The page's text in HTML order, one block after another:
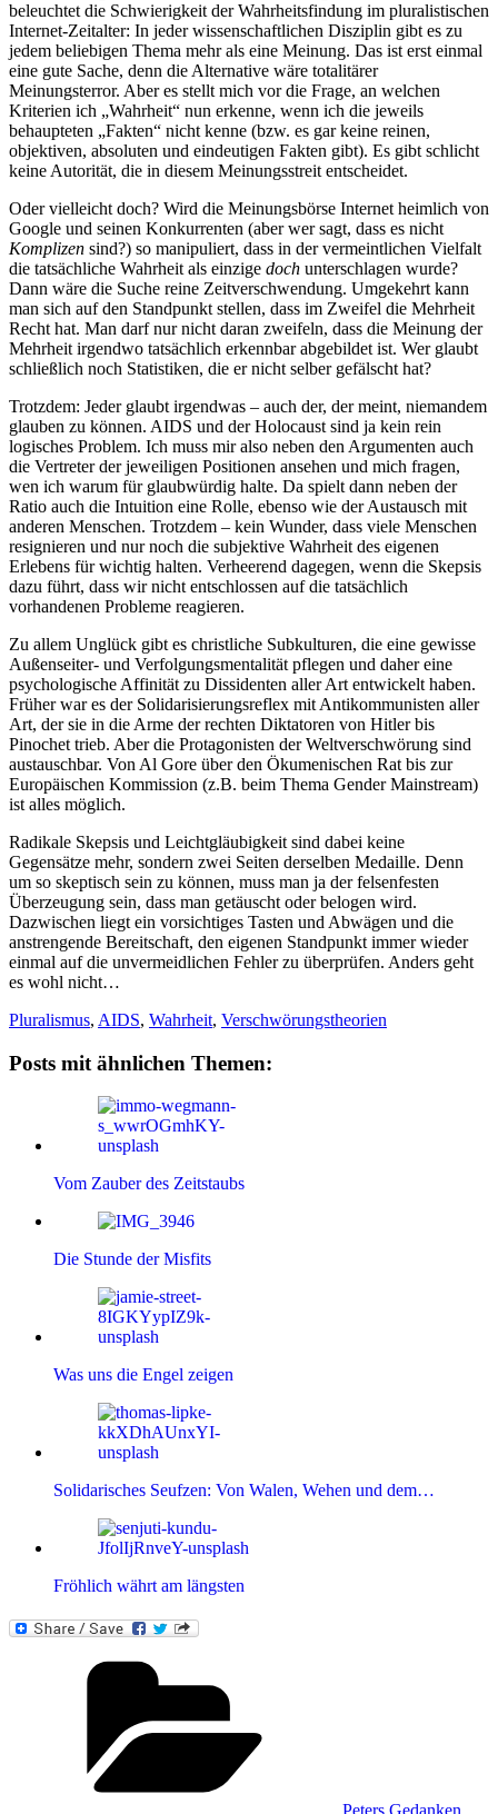
beleuchtet die Schwierigkeit der Wahrheitsfindung im pluralistischen
Internet-Zeitalter: In jeder wissenschaftlichen Disziplin gibt es zu
jedem beliebigen Thema mehr als eine Meinung. Das ist erst einmal
eine gute Sache, denn die Alternative wäre totalitärer
Meinungsterror. Aber es stellt mich vor die Frage, an welchen
Kriterien ich „Wahrheit“ nun erkenne, wenn ich die jeweils
behaupteten „Fakten“ nicht kenne (bzw. es gar keine reinen,
objektiven, absoluten und eindeutigen Fakten gibt). Es gibt schlicht
keine Autorität, die in diesem Meinungsstreit entscheidet.
Oder vielleicht doch? Wird die Meinungsbörse Internet heimlich von
Google und seinen Konkurrenten (aber wer sagt, dass es nicht
Komplizen sind?) so manipuliert, dass in der vermeintlichen Vielfalt
die tatsächliche Wahrheit als einzige doch unterschlagen wurde?
Dann wäre die Suche reine Zeitverschwendung. Umgekehrt kann
man sich auf den Standpunkt stellen, dass im Zweifel die Mehrheit
Recht hat. Man darf nur nicht daran zweifeln, dass die Meinung der
Mehrheit irgendwo tatsächlich erkennbar abgebildet ist. Wer glaubt
schließlich noch Statistiken, die er nicht selber gefälscht hat?
Trotzdem: Jeder glaubt irgendwas – auch der, der meint, niemandem
glauben zu können. AIDS und der Holocaust sind ja kein rein
logisches Problem. Ich muss mir also neben den Argumenten auch
die Vertreter der jeweiligen Positionen ansehen und mich fragen,
wen ich warum für glaubwürdig halte. Da spielt dann neben der
Ratio auch die Intuition eine Rolle, ebenso wie der Austausch mit
anderen Menschen. Trotzdem – kein Wunder, dass viele Menschen
resignieren und nur noch die subjektive Wahrheit des eigenen
Erlebens für wichtig halten. Verheerend dagegen, wenn die Skepsis
dazu führt, dass wir nicht entschlossen auf die tatsächlich
vorhandenen Probleme reagieren.
Zu allem Unglück gibt es christliche Subkulturen, die eine gewisse
Außenseiter- und Verfolgungsmentalität pflegen und daher eine
psychologische Affinität zu Dissidenten aller Art entwickelt haben.
Früher war es der Solidarisierungsreflex mit Antikommunisten aller
Art, der sie in die Arme der rechten Diktatoren von Hitler bis
Pinochet trieb. Aber die Protagonisten der Weltverschwörung sind
austauschbar. Von Al Gore über den Ökumenischen Rat bis zur
Europäischen Kommission (z.B. beim Thema Gender Mainstream)
ist alles möglich.
Radikale Skepsis und Leichtgläubigkeit sind dabei keine
Gegensätze mehr, sondern zwei Seiten derselben Medaille. Denn
um so skeptisch sein zu können, muss man ja der felsenfesten
Überzeugung sein, dass man getäuscht oder belogen wird.
Dazwischen liegt ein vorsichtiges Tasten und Abwägen und die
anstrengende Bereitschaft, den eigenen Standpunkt immer wieder
einmal auf die unvermeidlichen Fehler zu überprüfen. Anders geht
es wohl nicht…
Pluralismus, AIDS, Wahrheit, Verschwörungstheorien
Posts mit ähnlichen Themen:
Vom Zauber des Zeitstaubs
Die Stunde der Misfits
Was uns die Engel zeigen
Solidarisches Seufzen: Von Walen, Wehen und dem…
Fröhlich währt am längsten